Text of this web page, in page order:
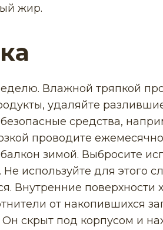
жир.
Влажной тряпкой
удаляйте
средства,
проводите
зимой. Выбросите
используйте для этого
Внутренние поверхности
от накопившихся
скрыт под корпусом и